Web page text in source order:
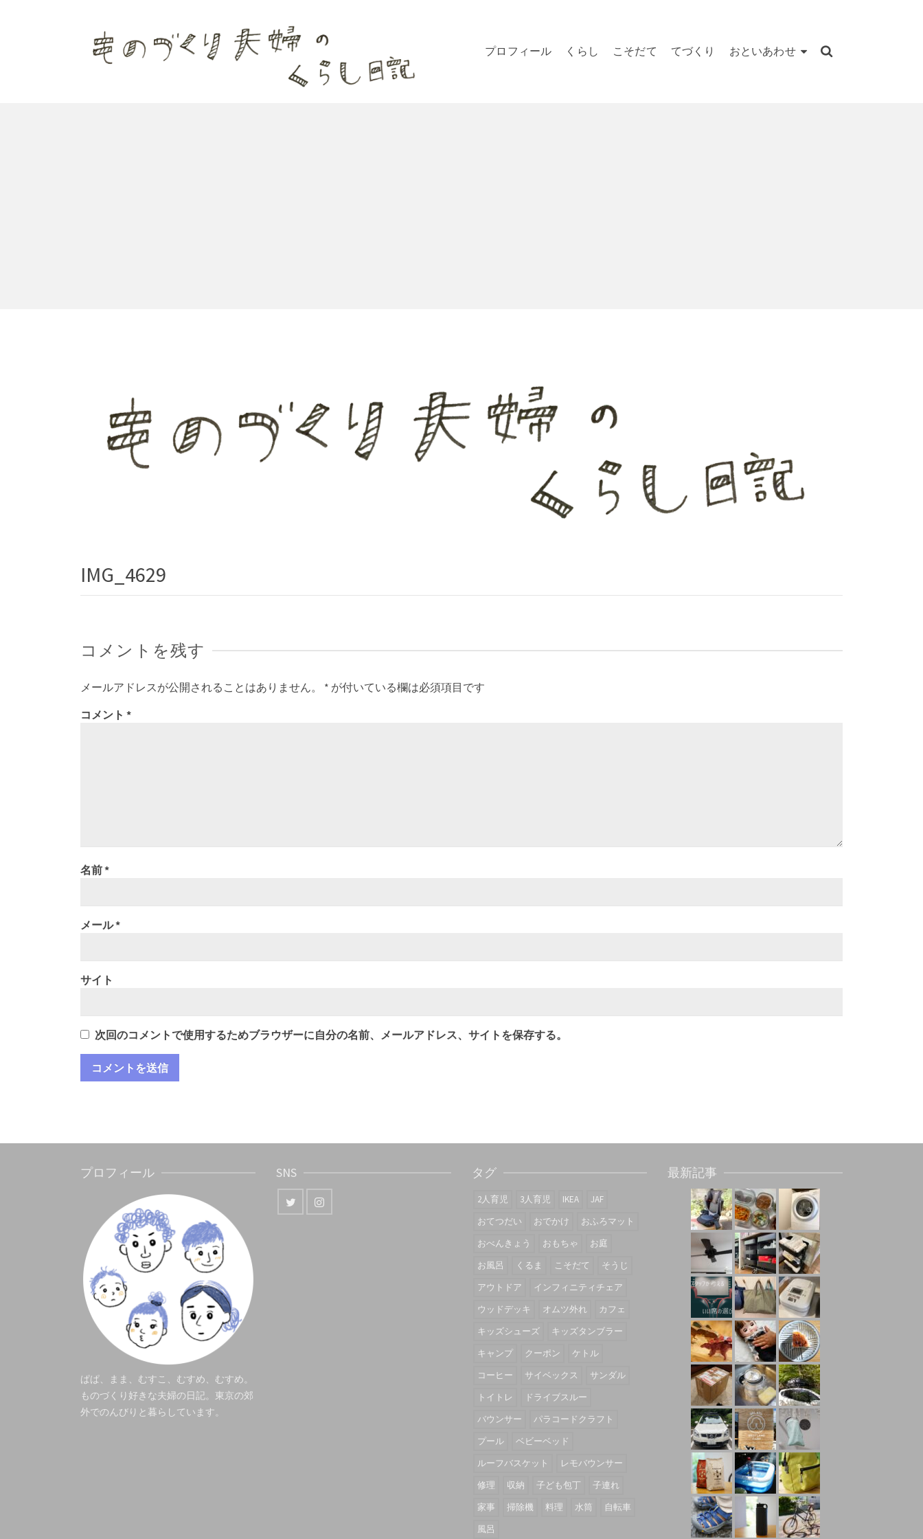
プロフィール くらし こそだて てづくり おといあわせ
IMG_4629
コメントを残す
メールアドレスが公開されることはありません。 * が付いている欄は必須項目です
コメント *
名前*
メール*
サイト
次回のコメントで使用するためブラウザーに自分の名前、メールアドレス、サイトを保存する。
プロフィール
ぱぱ、まま、むすこ、むすめ、むすめ。
ものづくり好きな夫婦の日記。東京の郊
外でのんびりと暮らしています。
SNS タグ
2人育児 3人育児 IKEA
JAF
おてつだい
おでかけ
おふろマット
おべんきょう
おもちゃ
お庭
お風呂
くるま こそだて
そうじ
アウトドア
インフィニティチェア
ウッドデッキ
オムツ外れ
カフェ
キッズシューズ
キッズタンブラー
キャンプ
クーポン
ケトル
コーヒー
サイベックス
サンダル
トイトレ
ドライブスルー
バウンサー
パラコードクラフト
プール
ベビーベッド
ルーフバスケット
レモバウンサー
修理
収納 子ども包丁
子連れ
家事
掃除機 料理 水筒
自転車
風呂
最新記事